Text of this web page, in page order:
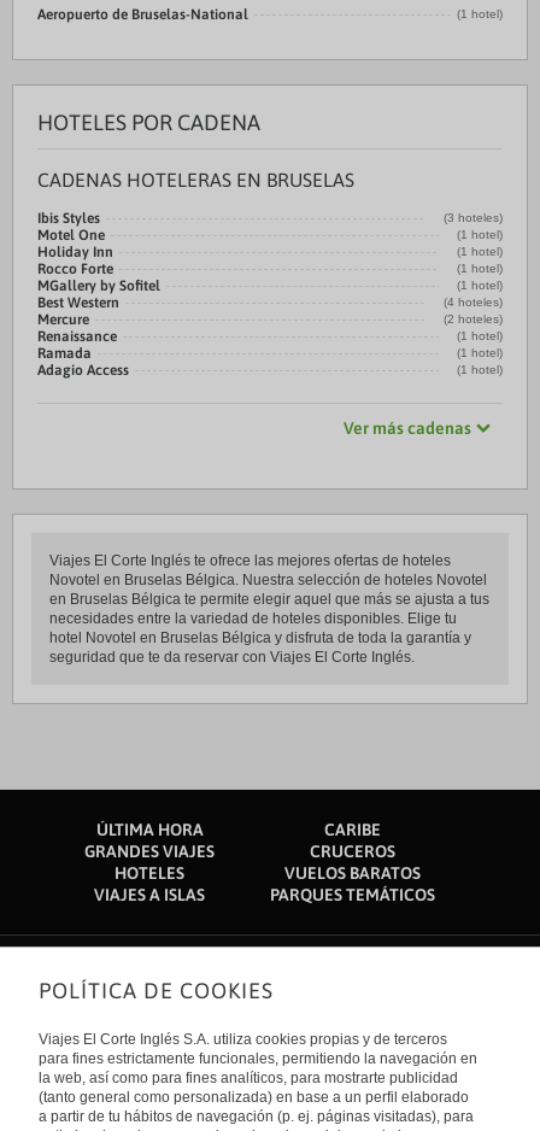
Aeropuerto de Bruselas-National (1 hotel)
HOTELES POR CADENA
CADENAS HOTELERAS EN BRUSELAS
Ibis Styles (3 hoteles)
Motel One (1 hotel)
Holiday Inn (1 hotel)
Rocco Forte (1 hotel)
MGallery by Sofitel (1 hotel)
Best Western (4 hoteles)
Mercure (2 hoteles)
Renaissance (1 hotel)
Ramada (1 hotel)
Adagio Access (1 hotel)
Ver más cadenas
Viajes El Corte Inglés te ofrece las mejores ofertas de hoteles
Novotel en Bruselas Bélgica. Nuestra selección de hoteles Novotel
en Bruselas Bélgica te permite elegir aquel que más se ajusta a tus
necesidades entre la variedad de hoteles disponibles. Elige tu
hotel Novotel en Bruselas Bélgica y disfruta de toda la garantía y
seguridad que te da reservar con Viajes El Corte Inglés.
ÚLTIMA HORA
CARIBE
GRANDES VIAJES
CRUCEROS
HOTELES
VUELOS BARATOS
VIAJES A ISLAS
PARQUES TEMÁTICOS
Sobre nosotros
Quiénes somos
Financiación
Sostenibilidad
Turismo accesible
Tarjeta El Corte Inglés
Trabaja con nosotros
Enlaces de interés
Guías de viaje
Catálogos
POLÍTICA DE COOKIES
Viajes El Corte Inglés S.A. utiliza cookies propias y de terceros
para fines estrictamente funcionales, permitiendo la navegación en
la web, así como para fines analíticos, para mostrarte publicidad
(tanto general como personalizada) en base a un perfil elaborado
a partir de tu hábitos de navegación (p. ej. páginas visitadas), para